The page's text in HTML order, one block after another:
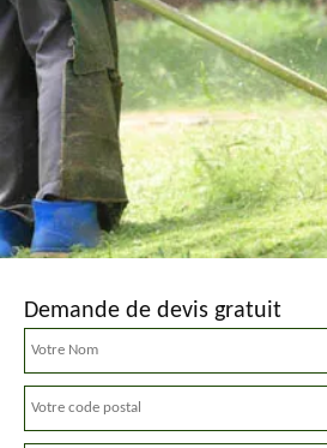
Demande de devis gratuit